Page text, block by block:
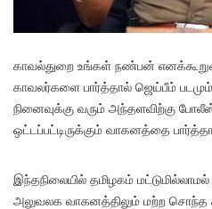
காவல்துறை உங்கள் நண்பன்
காவலர்களை பார்த்தால் ஜெய்பீம்
நினைவுக்கு வரும் அந்தளவிற்கு
ஒட்டப்பட்டிருக்கும் வாகனத்தை
இந்தநிலையில் தமிழகம் மட்டுமில்லாமல்
அலுவலக வாகனத்திலும் மற்ற சொந்த